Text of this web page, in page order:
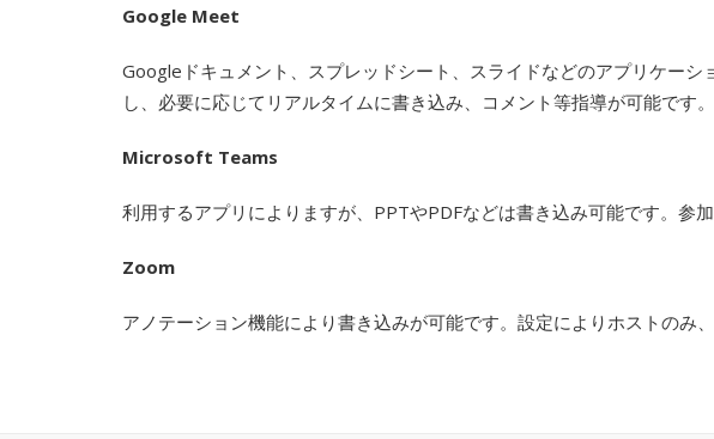
Google Meet
Googleドキュメント、スプレッドシート、スライドなどのアプリケー
し、必要に応じてリアルタイムに書き込み、コメント等指導が可能です。
Microsoft Teams
利用するアプリによりますが、PPTやPDFなどは書き込み可能です。参
Zoom
アノテーション機能により書き込みが可能です。設定によりホストのみ